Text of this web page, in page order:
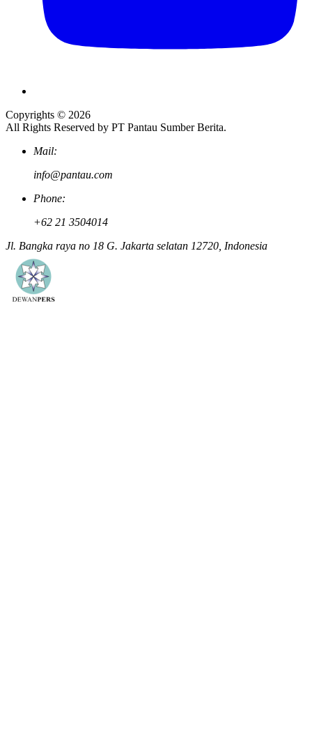
Copyrights © 2026
All Rights Reserved by PT Pantau Sumber Berita.
Mail:
info@pantau.com
Phone:
+62 21 3504014
Jl. Bangka raya no 18 G. Jakarta selatan 12720, Indonesia